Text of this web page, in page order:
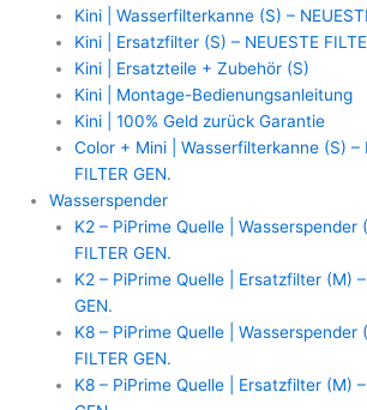
Kini | Wasserfilterkanne (S) –
Kini | Ersatzfilter (S) – NEUESTE
Kini | Ersatzteile + Zubehör (S)
Kini | Montage-Bedienungsanleitung
Kini | 100% Geld zurück Garantie
Color + Mini | Wasserfilterkanne (S) –
FILTER GEN.
Wasserspender
K2 – PiPrime Quelle | Wasserspender
FILTER GEN.
K2 – PiPrime Quelle | Ersatzfilter (M) –
GEN.
K8 – PiPrime Quelle | Wasserspender
FILTER GEN.
K8 – PiPrime Quelle | Ersatzfilter (M) –